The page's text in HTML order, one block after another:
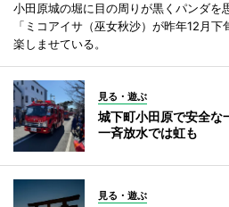
小田原城の堀に目の周りが黒くパンダを
「ミコアイサ（巫女秋沙）が昨年12月
楽しませている。
見る・遊ぶ
城下町小田原で安全
一斉放水では虹も
見る・遊ぶ